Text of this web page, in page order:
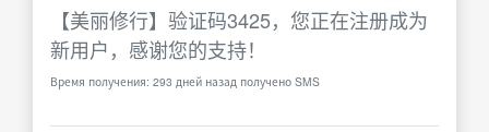
【美丽修行】验证码3425，您正在注册成为
新用户，感谢您的支持！
Время получения: 293 дней назад получено SMS